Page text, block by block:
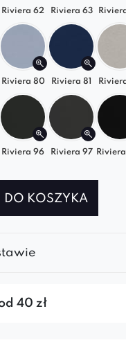
2,5 cm.
Ring–
które odmieni
pełną ofertę i
Riviera 62 Riviera 63
Riviera 80 Riviera 81
Riviera 96 Riviera 97
DO KOSZYKA
40 zł